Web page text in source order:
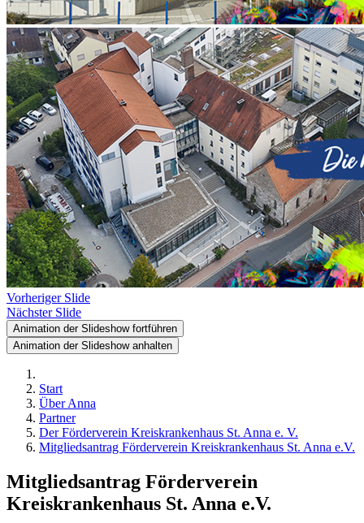
Vorheriger Slide
Nächster Slide
Animation der Slideshow fortführen
Animation der Slideshow anhalten
Start
Über Anna
Partner
Der Förderverein Kreiskrankenhaus St. Anna e. V.
Mitgliedsantrag Förderverein Kreiskrankenhaus St. Anna e.V.
Mitgliedsantrag Förderverein
Kreiskrankenhaus St. Anna e.V.